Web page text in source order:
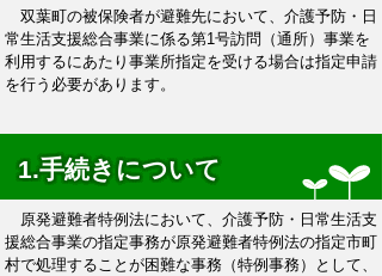
双葉町の被保険者が避難先において、介護予防・日
常生活支援総合事業に係る第1号訪問（通所）事業を
利用するにあたり事業所指定を受ける場合は指定申請
を行う必要があります。
1.手続きについて
原発避難者特例法において、介護予防・日常生活支
援総合事業の指定事務が原発避難者特例法の指定市町
村で処理することが困難な事務（特例事務）として、